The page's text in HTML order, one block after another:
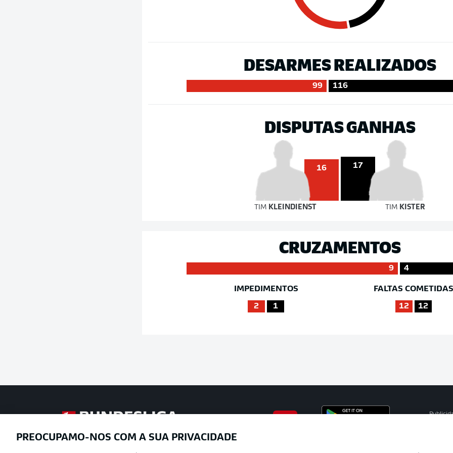
DESARMES REALIZADOS
99 116
DISPUTAS GANHAS
16 17
TIM KLEINDIENST TIM KISTER
CRUZAMENTOS
9 4
IMPEDIMENTOS
2 1
FALTAS COMETIDAS
12 12
Football as it’s meant to be
PREOCUPAMO-NOS COM A SUA PRIVACIDADE